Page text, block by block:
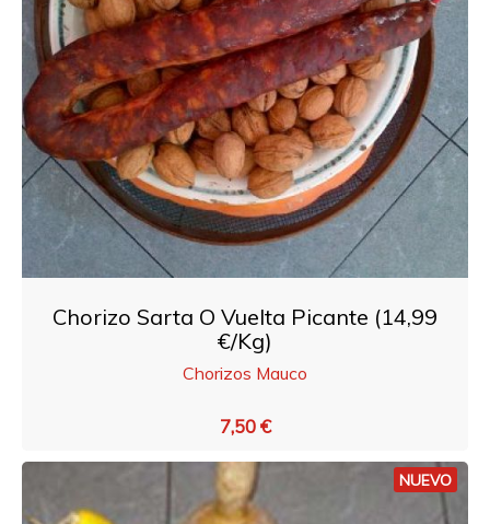
Chorizo Sarta O Vuelta Picante (14,99
€/Kg)
Chorizos Mauco
7,50 €
NUEVO